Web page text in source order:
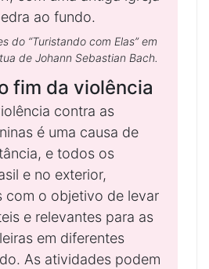
do “Turistando com Elas” em
de Johann Sebastian Bach.
fim da violência
contra as
é uma causa de
e todos os
e no exterior,
com o objetivo de levar
e relevantes para as
em diferentes
As atividades podem